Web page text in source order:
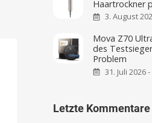
Haartrockner
3. August
Mova Z70
des
Problem
31. Juli 2026
Letzte Kommentare